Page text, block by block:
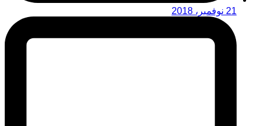
21 نوفمبر، 2018